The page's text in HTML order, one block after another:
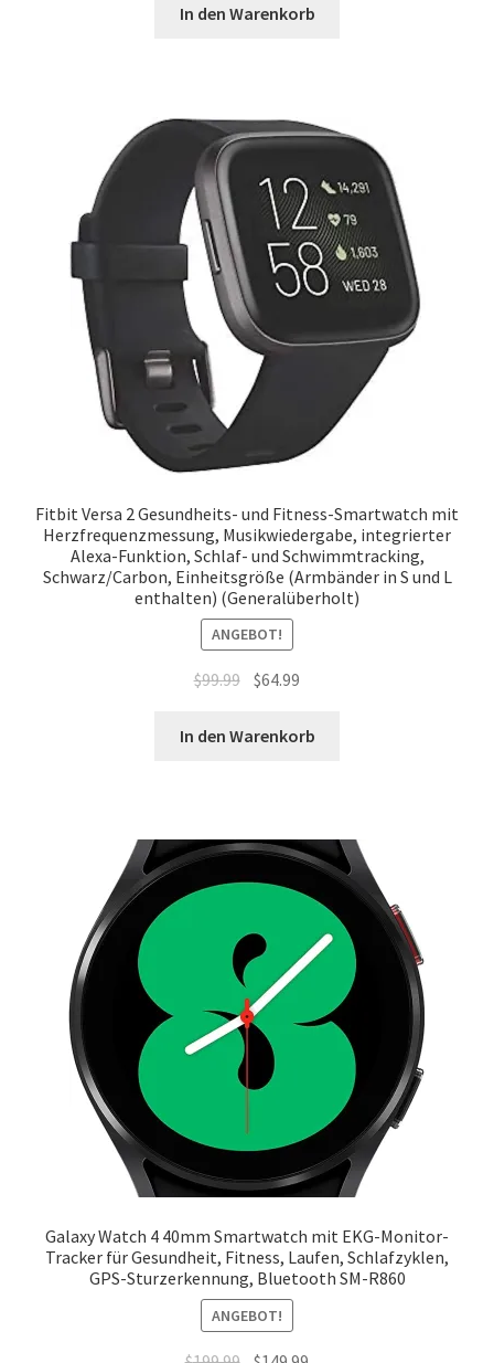
In den Warenkorb
Fitbit Versa 2 Gesundheits- und Fitness-Smartwatch mit
Herzfrequenzmessung, Musikwiedergabe, integrierter
Alexa-Funktion, Schlaf- und Schwimmtracking,
Schwarz/Carbon, Einheitsgröße (Armbänder in S und L
enthalten) (Generalüberholt)
ANGEBOT!
$99.99 Ursprünglicher
war:
$64.99
ist:
In den Warenkorb
Galaxy Watch 4 40mm Smartwatch mit EKG-Monitor-
Tracker für Gesundheit, Fitness, Laufen, Schlafzyklen,
GPS-Sturzerkennung, Bluetooth SM-R860
ANGEBOT!